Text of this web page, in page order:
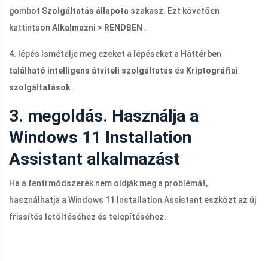
gombot Szolgáltatás állapota szakasz. Ezt követően
kattintson Alkalmazni > RENDBEN .
4. lépés Ismételje meg ezeket a lépéseket a Háttérben
található intelligens átviteli szolgáltatás és Kriptográfiai
szolgáltatások .
3. megoldás. Használja a
Windows 11 Installation
Assistant alkalmazást
Ha a fenti módszerek nem oldják meg a problémát,
használhatja a Windows 11 Installation Assistant eszközt az új
frissítés letöltéséhez és telepítéséhez.